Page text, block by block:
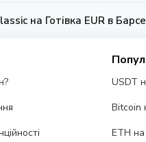
на Готівка EUR в
USDT
Bitcoin
ETH